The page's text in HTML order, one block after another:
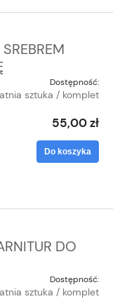
Dostępność:
sztuka / komplet
55,00 zł
Do koszyka
DO
Dostępność:
sztuka / komplet